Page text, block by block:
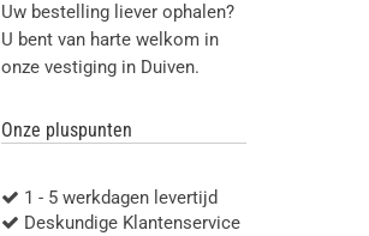
Uw bestelling liever ophalen?
U bent van harte welkom in
onze vestiging in Duiven.
Onze pluspunten
1 - 5 werkdagen levertijd
Deskundige Klantenservice